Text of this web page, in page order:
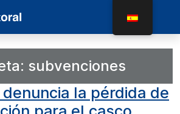
subvenciones
la pérdida de